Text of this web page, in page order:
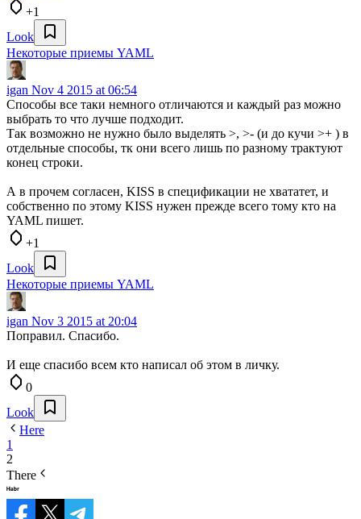
+1
Look
Некоторые приемы YAML
igan Nov 4 2015 at 06:54
Способы все таки немного отличаются и каждый раз можно
выбрать то что лучше подходит.
Так возможно не нужно было выделять >, >- (и до кучи >+ ) в
отдельные способы, тк они всего лишь по разному трактуют
конец строки.
А в прочем согласен, KISS в спецификации не хвататет, и
собственно по этому KISS нужен прежде всего тому кто на
YAML пишет.
+1
Look
Некоторые приемы YAML
igan Nov 3 2015 at 20:04
Поправил. Спасибо.
И еще спасибо всем кто написал об этом в личку.
0
Look
Here
1
2
There